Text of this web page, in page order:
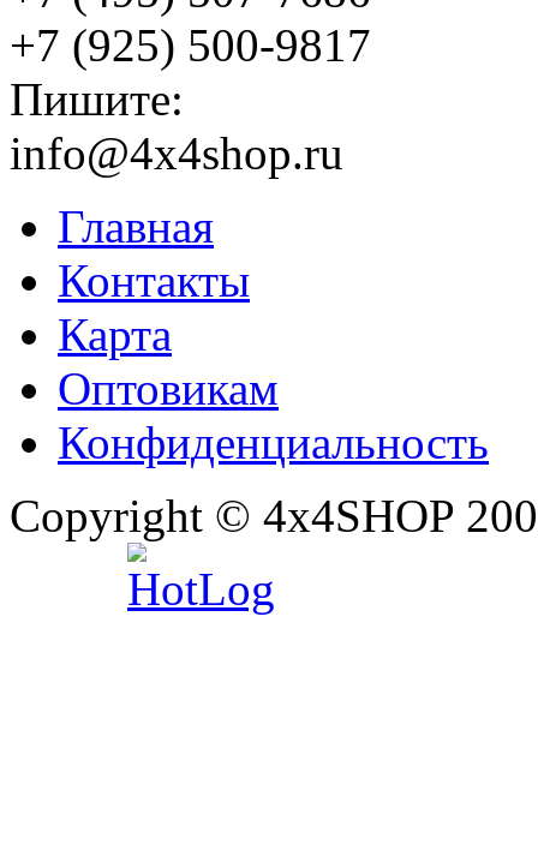
+7 (925) 500-9817
Пишите:
info@4x4shop.ru
Главная
Контакты
Карта
Оптовикам
Конфиденциальность
Copyright © 4x4SHOP